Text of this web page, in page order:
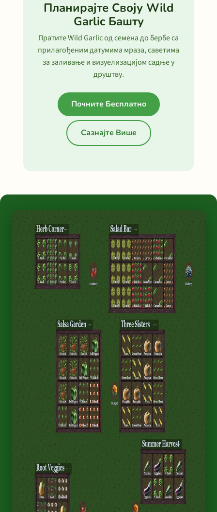
Планирајте Своју Wild
Garlic Башту
Пратите Wild Garlic од семена до бербе са
прилагођеним датумима мраза, саветима
за заливање и визуелизацијом садње у
друштву.
Почните Бесплатно
Сазнајте Више